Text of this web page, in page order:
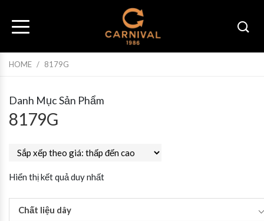
HOME / 8179G
Danh Mục Sản Phẩm
8179G
Hiển thị kết quả duy nhất
Chất liệu dây